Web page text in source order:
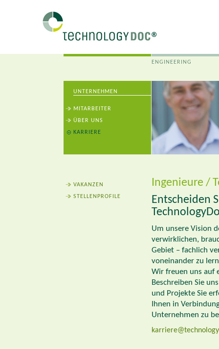
ENGINEERING
UNTERNEHMEN
MITARBEITER
ÜBER UNS
KARRIERE
VAKANZEN
STELLENPROFILE
Ingenieure /
Entscheiden
Um unsere Vision
verwirklichen,
Gebiet – fachlich
voneinander zu
Wir freuen uns auf
Beschreiben Sie
und Projekte Sie
Ihnen in
Unternehmen zu